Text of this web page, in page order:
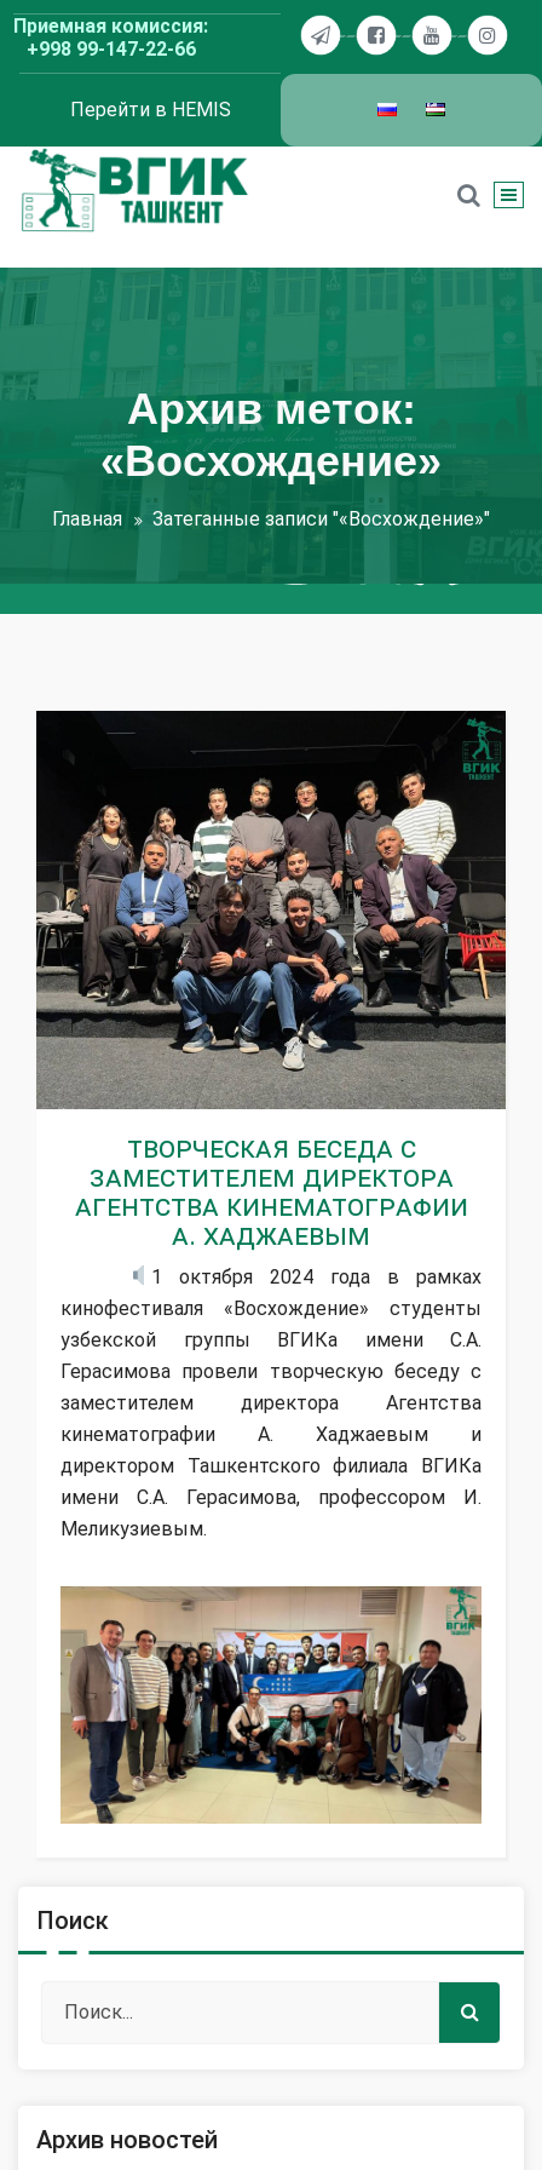
Перейти
содержимому
Приемная комиссия:
+998 99-147-22-66
Перейти в HEMIS
Архив меток:
«Восхождение»
Главная Затеганные записи "«Восхождение»"
Творческая беседа с
заместителем директора
Агентства кинематографии
А. Хаджаевым
1 октября 2024 года в рамках
кинофестиваля «Восхождение» студенты
узбекской группы ВГИКа имени С.А.
Герасимова провели творческую беседу с
заместителем директора Агентства
кинематографии А. Хаджаевым и
директором Ташкентского филиала ВГИКа
имени С.А. Герасимова, профессором И.
Меликузиевым.
Поиск
Архив новостей